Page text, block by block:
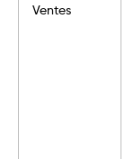
Ventes